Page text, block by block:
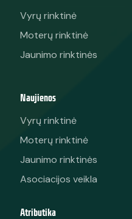
Vyrų rinktinė
Moterų rinktinė
Jaunimo rinktinės
Naujienos
Vyrų rinktinė
Moterų rinktinė
Jaunimo rinktinės
Asociacijos veikla
Atributika